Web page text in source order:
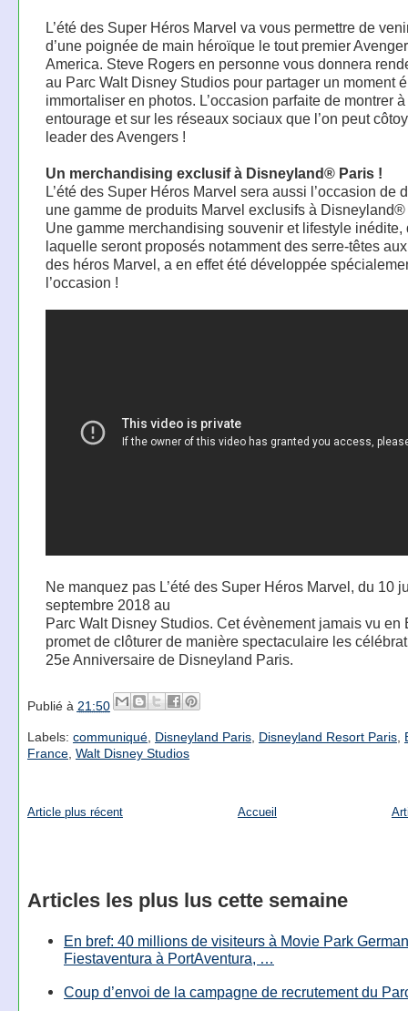
L’été des Super Héros Marvel va vous permettre de
d’une poignée de main héroïque le tout premier
America. Steve Rogers en personne vous donnera
au Parc Walt Disney Studios pour partager un moment
immortaliser en photos. L’occasion parfaite de montrer
entourage et sur les réseaux sociaux que l’on peut
leader des Avengers !
Un merchandising exclusif à Disneyland® Paris !
L’été des Super Héros Marvel sera aussi l’occasion de
une gamme de produits Marvel exclusifs à Disneyland®
Une gamme merchandising souvenir et lifestyle inédite,
laquelle seront proposés notamment des serre-têtes
des héros Marvel, a en effet été développée
l’occasion !
Ne manquez pas L’été des Super Héros Marvel, du 10
septembre 2018 au
Parc Walt Disney Studios. Cet évènement jamais vu en
promet de clôturer de manière spectaculaire les
25e Anniversaire de Disneyland Paris.
Publié à 21:50
Labels: communiqué, Disneyland Paris, Disneyland Resort Paris,
France, Walt Disney Studios
Article plus récent Accueil
Articles les plus lus cette semaine
En bref: 40 millions de visiteurs à Movie Park
Fiestaventura à PortAventura, …
Coup d’envoi de la campagne de recrutement du